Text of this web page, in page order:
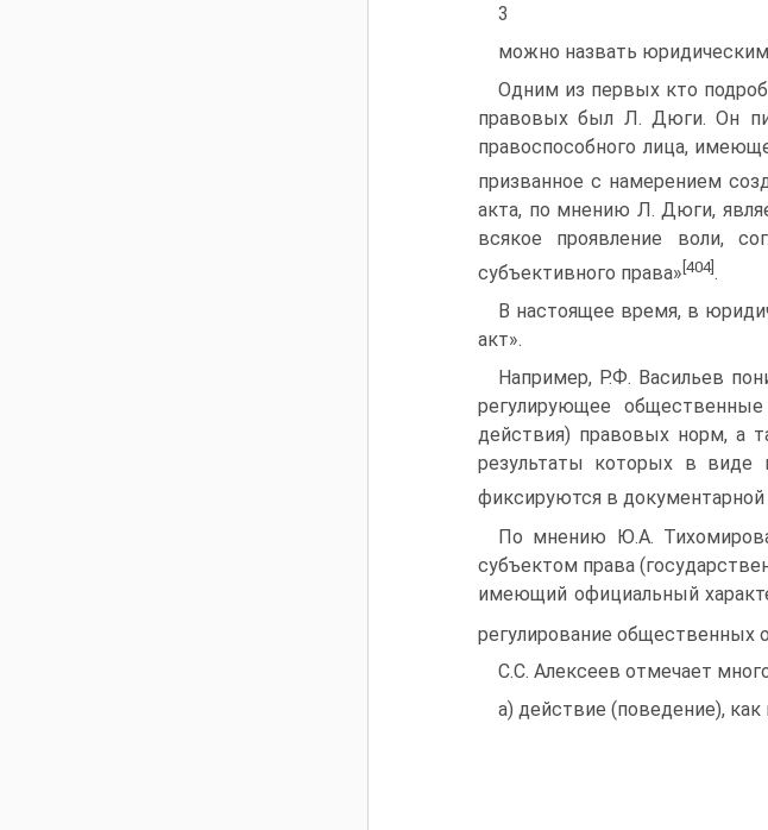
3
можно назвать
Одним из первых кто
правовых был Л. Дюги. Он
правоспособного лица,
призванное с намерением
акта, по мнению Л. Дюги,
всякое проявление воли,
субъективного права» [404].
В настоящее время, в
акт».
Например, Р.Ф. Васильев
регулирующее
действия) правовых норм, а
результаты которых в виде
фиксируются в
По мнению Ю.А.
субъектом права
имеющий официальный
регулирование общественных
С.С. Алексеев отмечает
а) действие (поведение), как